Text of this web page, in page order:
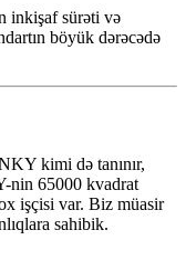
inkişaf sürəti və
böyük dərəcədə
kimi də tanınır,
nin 65000 kvadrat
işçisi var. Biz müasir
sahibik.